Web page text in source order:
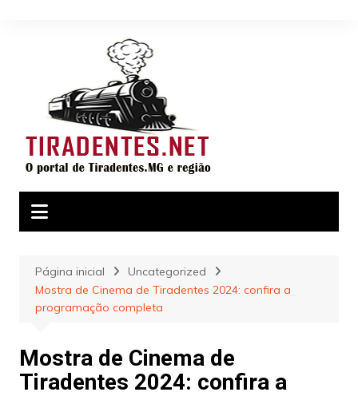
Página inicial
Uncategorized
Mostra de Cinema de Tiradentes 2024: confira a
programação completa
Mostra de Cinema de
Tiradentes 2024: confira a